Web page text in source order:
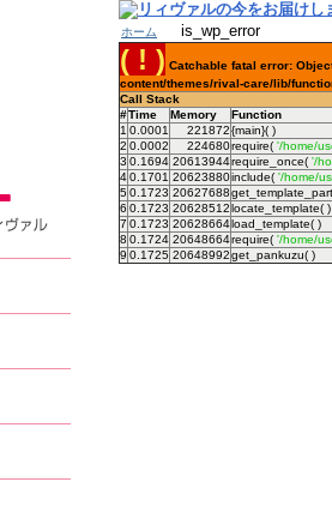
ホーム is_wp_error
( ! ) Catchable fatal error:
content/themes/rival-care/lib/
Call Stack
#Time Memory
Function
1 0.0001 221872{main}( )
2 0.0002 224680require( '/home/
3 0.1694 20613944require_once( '/
40.1701 20623880include( '/home/
50.1723 20627688
6 0.1723 20628512locate_template( )
7 0.1723 20628664load_template( )
8 0.1724 20648664require( '/home/
9 0.1725 20648992get_pankuzu( )